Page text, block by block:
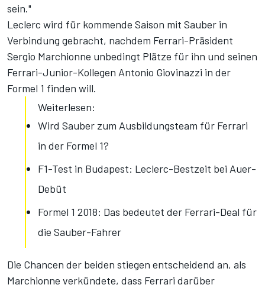
sein."
Leclerc wird für kommende Saison mit Sauber in
Verbindung gebracht, nachdem Ferrari-Präsident
Sergio Marchionne unbedingt Plätze für ihn und seinen
Ferrari-Junior-Kollegen Antonio Giovinazzi in der
Formel 1 finden will.
Weiterlesen:
Wird Sauber zum Ausbildungsteam für Ferrari
in der Formel 1?
F1-Test in Budapest: Leclerc-Bestzeit bei Auer-
Debüt
Formel 1 2018: Das bedeutet der Ferrari-Deal für
die Sauber-Fahrer
Die Chancen der beiden stiegen entscheidend an, als
Marchionne verkündete, dass Ferrari darüber